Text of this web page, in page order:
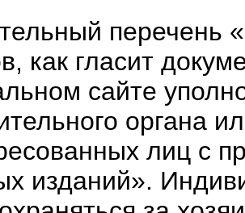
перечень
как гласит
сайте
органа
лиц с
изданий».